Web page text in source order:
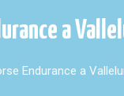
a
Endurance a